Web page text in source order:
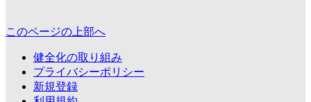
このページの上部へ
健全化の取り組み
プライバシーポリシー
新規登録